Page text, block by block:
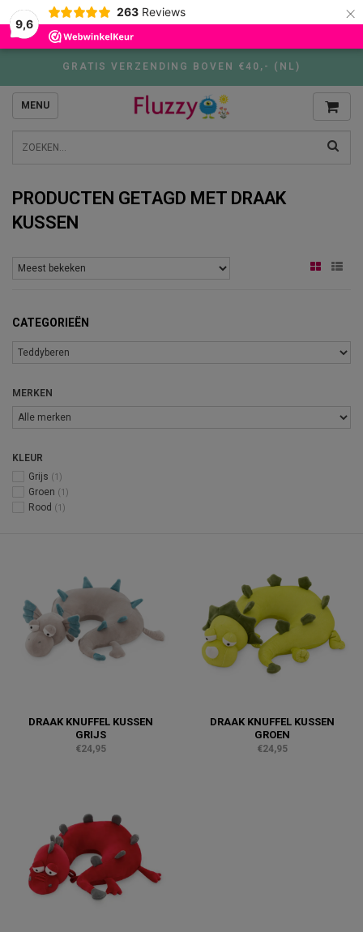
9,6
263 Reviews ×
GRATIS VERZENDING BOVEN €40,- (NL)
MENU
PRODUCTEN GETAGD MET DRAAK
KUSSEN
CATEGORIEËN
MERKEN
KLEUR
Grijs (1)
Groen (1)
Rood (1)
DRAAK KNUFFEL KUSSEN
GRIJS
€24,95
DRAAK KNUFFEL KUSSEN
GROEN
€24,95